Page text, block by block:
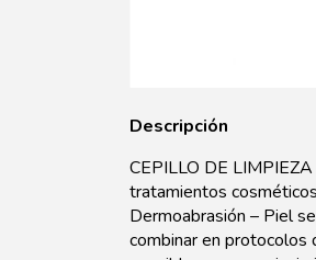
Descripción
CEPILLO DE
tratamientos
Dermoabrasión – Piel
combinar en protocolos